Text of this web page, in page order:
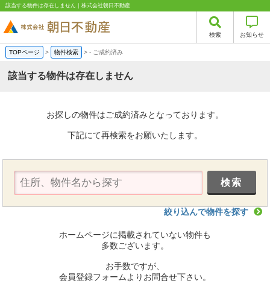
該当する物件は存在しません｜株式会社朝日不動産
検索 お知らせ
TOPページ > 物件検索 >- ご成約済み
該当する物件は存在しません
お探しの物件はご成約済みとなっております。
下記にて再検索をお願いたします。
絞り込んで物件を探す
ホームページに掲載されていない物件も
多数ございます。
お手数ですが、
会員登録フォームよりお問合せ下さい。